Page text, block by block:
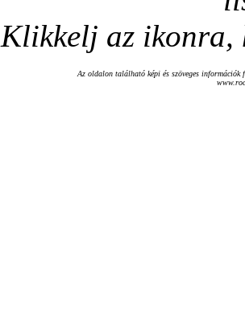
Klikkelj az ikonra,
Az oldalon található képi és szöveges információk